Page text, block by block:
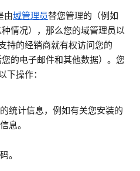
由域管理员替您管理的（例如
情况），那么您的域管理员以
持的经销商就有权访问您的
的电子邮件和其他数据）。您
下操作：
统计信息，例如有关您安装的
息。
。